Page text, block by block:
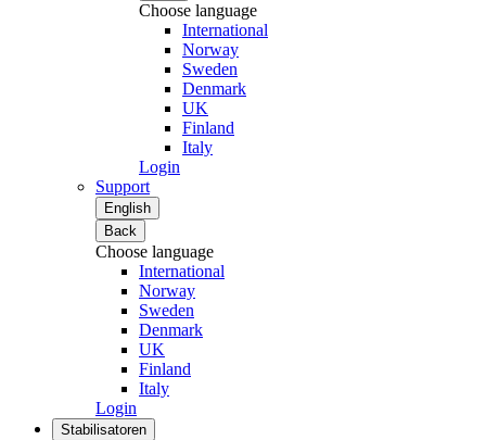
Choose language
International
Norway
Sweden
Denmark
UK
Finland
Italy
Login
Support
English
Back
Choose language
International
Norway
Sweden
Denmark
UK
Finland
Italy
Login
Stabilisatoren